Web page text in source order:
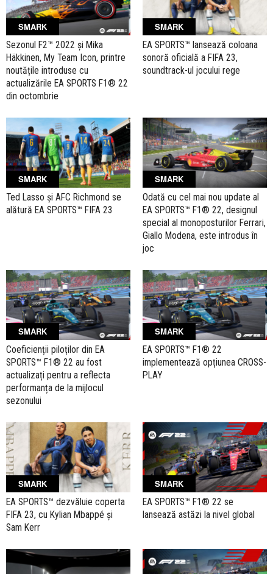
SMARK
Sezonul F2™ 2022 și Mika
Häkkinen, My Team Icon, printre
noutățile introduse cu
actualizările EA SPORTS F1® 22
din octombrie
SMARK
EA SPORTS™ lansează coloana
sonoră oficială a FIFA 23,
soundtrack-ul jocului rege
SMARK
Ted Lasso și AFC Richmond se
alătură EA SPORTS™ FIFA 23
SMARK
Odată cu cel mai nou update al
EA SPORTS™ F1® 22, designul
special al monoposturilor Ferrari,
Giallo Modena, este introdus în
joc
SMARK
Coeficienții piloților din EA
SPORTS™ F1® 22 au fost
actualizați pentru a reflecta
performanța de la mijlocul
sezonului
SMARK
EA SPORTS™ F1® 22
implementează opțiunea CROSS-
PLAY
SMARK
EA SPORTS™ dezvăluie coperta
FIFA 23, cu Kylian Mbappé și
Sam Kerr
SMARK
EA SPORTS™ F1® 22 se
lansează astăzi la nivel global